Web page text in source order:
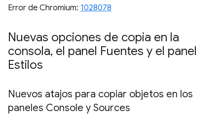
Error de Chromium: 1028078
Nuevas opciones de copia en la
consola, el panel Fuentes y el panel
Estilos
Nuevos atajos para copiar objetos en los
paneles Console y Sources